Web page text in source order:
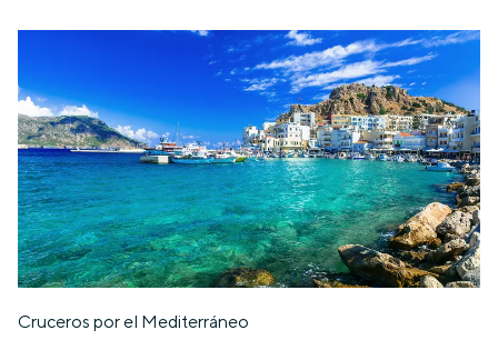
Cruceros por el Mediterráneo